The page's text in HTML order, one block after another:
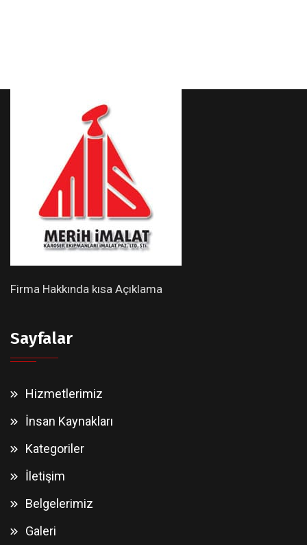
Firma Hakkında kısa Açıklama
Sayfalar
Hizmetlerimiz
İnsan Kaynakları
Kategoriler
İletişim
Belgelerimiz
Galeri